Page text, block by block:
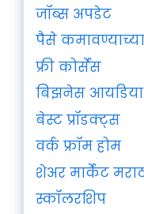
जॉब्स अपडेट
पैसे
फ्री कोर्सेस
बिझनेस आयडिया
बेस्ट प्रॉडक्ट्स
वर्क फ्रॉम होम
शेअर मार्केट
स्कॉलरशिप